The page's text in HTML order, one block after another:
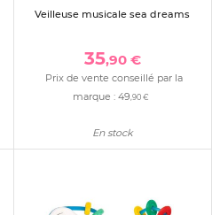
Veilleuse musicale sea dreams
35,90 €
Prix de vente conseillé par la
marque : 49 ,90 €
En stock